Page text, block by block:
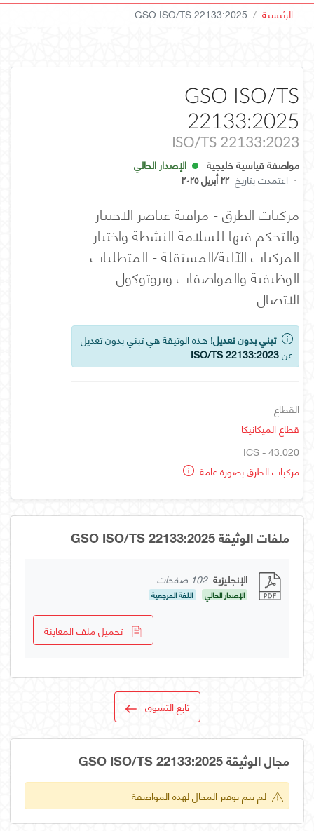
الرئيسية GSO ISO/TS 22133:2025
GSO ISO/TS
22133:2025
ISO/TS 22133:2023
مواصفة قياسية خليجية
الإصدار الحالي
· اعتمدت بتاريخ ٢٢ أبريل ٢٠٢٥
مركبات الطرق - مراقبة عناصر الاختبار
والتحكم فيها للسلامة النشطة واختبار
المركبات الآلية/المستقلة - المتطلبات
الوظيفية والمواصفات وبروتوكول
الاتصال
تبني بدون تعديل! هذه الوثيقة هي تبني بدون تعديل
عنISO/TS 22133:2023
القطاع
قطاع الميكانيكا
ICS - 43.020
مركبات الطرق بصورة عامة
ملفات الوثيقة GSO ISO/TS 22133:2025
الإنجليزية 102 صفحات
الإصدار الحالي اللغة المرجعية
تحميل ملف المعاينة
تابع التسوق
مجال الوثيقة GSO ISO/TS 22133:2025
لم يتم توفير المجال لهذه المواصفة